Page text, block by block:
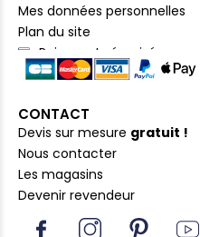
Mes données personnelles
Plan du site
Paiement sécurisé
CONTACT
Devis sur mesure gratuit !
Nous contacter
Les magasins
Devenir revendeur
I I P Y